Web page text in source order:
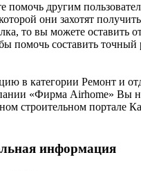
помочь другим
они захотят
то вы можете оставить
помочь составить
в категории Ремонт и
«Фирма Airhome» Вы
строительном портале
информация